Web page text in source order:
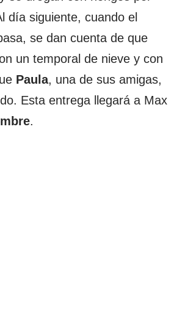
día siguiente, cuando el
se dan cuenta de que
un temporal de nieve y con
Paula, una de sus amigas,
Esta entrega llegará a Max
.